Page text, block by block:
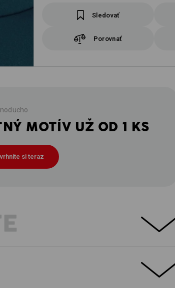
Sledovať
Porovnať
MOTÍV UŽ OD 1 KS
si teraz
HREJIVÁ VRSTVA
thermo-stretch e.s.motion 2020 je spoľahlivá ochrana